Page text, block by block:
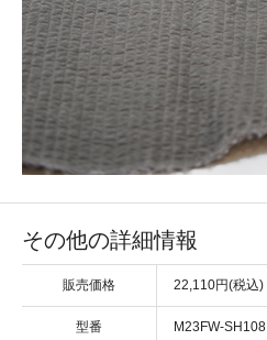
その他の詳細情報
販売価格 22,110円(税込)
型番 M23FW-SH108